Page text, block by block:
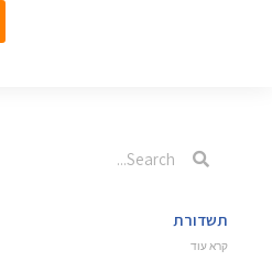
תשדורת
קרא עוד